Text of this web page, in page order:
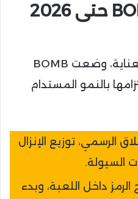
خريطة طريق BOMB حتى 2026
من خلال مراحل مدروسة بعناية، وضعت BOMB
بالنمو المستدام
الرسمي، توزيع الإنزال
السيولة.
داخل اللعبة، وبدء